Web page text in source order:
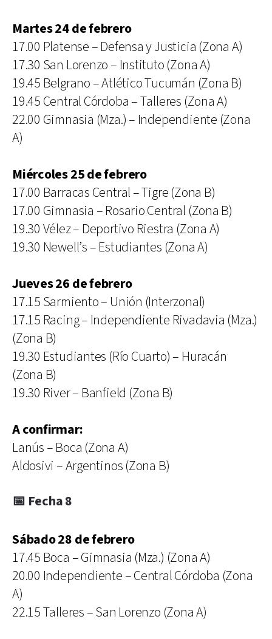
Martes 24 de febrero
17.00 Platense – Defensa y Justicia (Zona A)
17.30 San Lorenzo – Instituto (Zona A)
19.45 Belgrano – Atlético Tucumán (Zona B)
19.45 Central Córdoba – Talleres (Zona A)
22.00 Gimnasia (Mza.) – Independiente (Zona
A)
Miércoles 25 de febrero
17.00 Barracas Central – Tigre (Zona B)
17.00 Gimnasia – Rosario Central (Zona B)
19.30 Vélez – Deportivo Riestra (Zona A)
19.30 Newell’s – Estudiantes (Zona A)
Jueves 26 de febrero
17.15 Sarmiento – Unión (Interzonal)
17.15 Racing – Independiente Rivadavia (Mza.)
(Zona B)
19.30 Estudiantes (Río Cuarto) – Huracán
(Zona B)
19.30 River – Banfield (Zona B)
A confirmar:
Lanús – Boca (Zona A)
Aldosivi – Argentinos (Zona B)
📅 Fecha 8
Sábado 28 de febrero
17.45 Boca – Gimnasia (Mza.) (Zona A)
20.00 Independiente – Central Córdoba (Zona
A)
22.15 Talleres – San Lorenzo (Zona A)